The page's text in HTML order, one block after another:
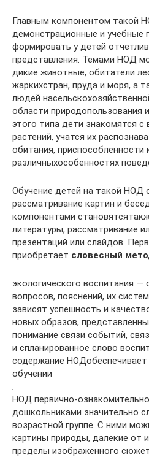
Главным компонентом такой
демонстрационные и учебные
формировать у детей
представления. Темами НОД
дикие животные, обитатели
жаркихстран, пруда и моря, а
людей
области
этого типа дети знакомятся
растений, учатся их
обитания, приспособленности
различныхособенностях
Обучение детей на такой НОД
рассматривание картин и
компонентами
литературы, рассматривание
презентаций или слайдов.
приобретает словесный
экологического воспитания —
вопросов, пояснений, их
зависят успешность и
новых образов,
понимание связи событий,
и спланированное слово
содержание НОДобеспечивает
обучении
.
НОД первично-
дошкольниками значительно
возрастной группе. С ними
картины природы, далекие от
пределы изображенного